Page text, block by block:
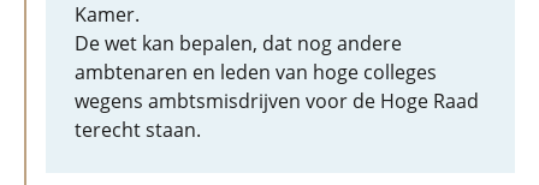
Kamer.
De wet kan bepalen, dat nog andere
ambtenaren en leden van hoge colleges
wegens ambtsmisdrijven voor de Hoge Raad
terecht staan.